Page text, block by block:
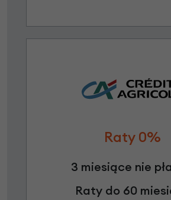
Raty 0%
3 miesiące nie
Raty do 60